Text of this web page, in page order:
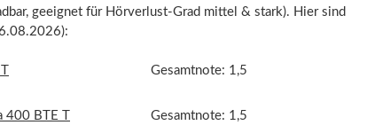
geeignet für Hörverlust-Grad mittel & stark). Hier sind
Gesamtnote: 1,5
400 BTE T Gesamtnote: 1,5